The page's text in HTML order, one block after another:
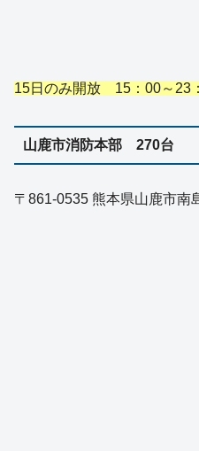
15日のみ開放 15：00～23
山鹿市消防本部 270台
〒861-0535 熊本県山鹿市南